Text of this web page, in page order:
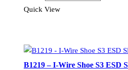
Shoe
SRC
Quick View
B1219 – I-Wire Shoe S3 ESD